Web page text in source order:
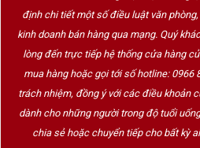
định chi tiết một số điều luật văn
kinh doanh bán hàng qua mạng. Quý
lòng đến trực tiếp hệ thống cửa hàng
mua hàng hoặc gọi tới số hotline: 0966
trách nhiệm, đồng ý với các điều khoản
dành cho những người trong độ tuổi
chia sẻ hoặc chuyển tiếp cho bất kỳ